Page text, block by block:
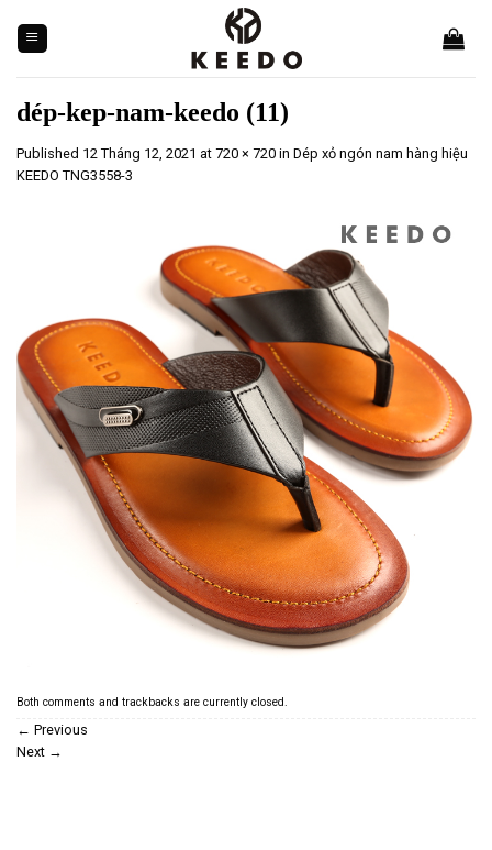
content
dép-kep-nam-keedo (11)
Published 12 Tháng 12, 2021 at 720 × 720 in Dép xỏ ngón nam hàng hiệu
KEEDO TNG3558-3
Both comments and trackbacks are currently closed.
← Previous
Next →